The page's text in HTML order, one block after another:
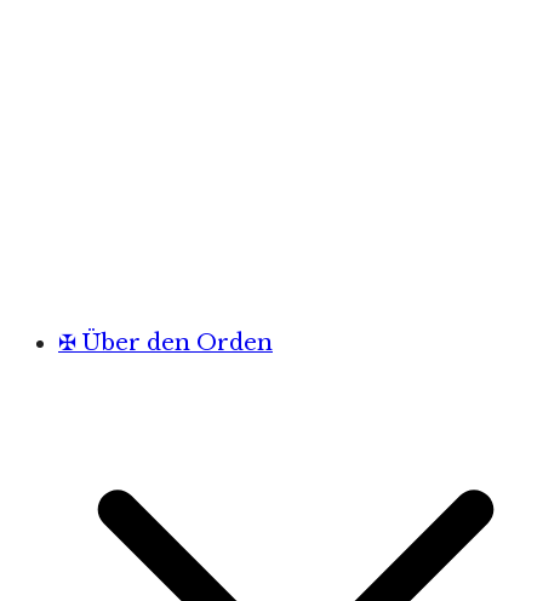
✠ Über den Orden